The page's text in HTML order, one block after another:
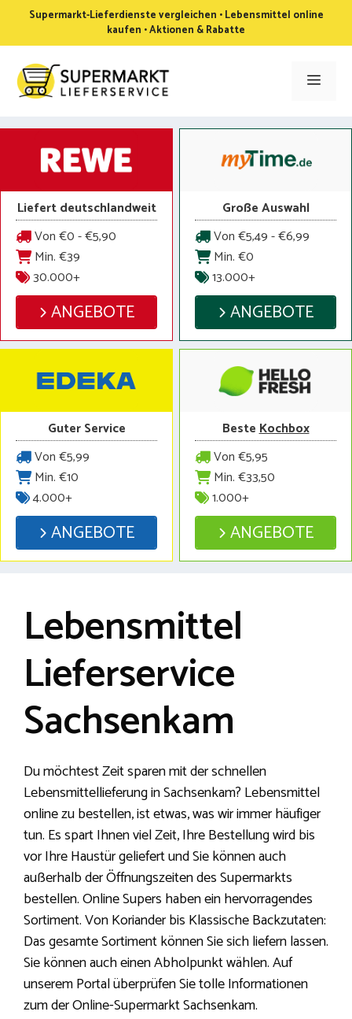
springen
Supermarkt-Lieferdienste vergleichen • Lebensmittel online
kaufen • Aktionen & Rabatte
Menü
Liefert deutschlandweit
Von €0 - €5,90
Min. €39
30.000+
ANGEBOTE
Große Auswahl
Von €5,49 - €6,99
Min. €0
13.000+
ANGEBOTE
Guter Service
Von €5,99
Min. €10
4.000+
ANGEBOTE
BesteKochbox
Von €5,95
Min. €33,50
1.000+
ANGEBOTE
Lebensmittel
Lieferservice
Sachsenkam
Du möchtest Zeit sparen mit der schnellen
Lebensmittellieferung in Sachsenkam? Lebensmittel
online zu bestellen, ist etwas, was wir immer häufiger
tun. Es spart Ihnen viel Zeit, Ihre Bestellung wird bis
vor Ihre Haustür geliefert und Sie können auch
außerhalb der Öffnungszeiten des Supermarkts
bestellen. Online Supers haben ein hervorragendes
Sortiment. Von Koriander bis Klassische Backzutaten:
Das gesamte Sortiment können Sie sich liefern lassen.
Sie können auch einen Abholpunkt wählen. Auf
unserem Portal überprüfen Sie tolle Informationen
zum der Online-Supermarkt Sachsenkam.